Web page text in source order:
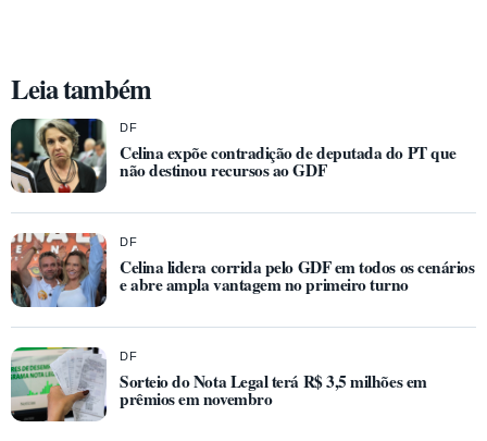
Leia também
DF
Celina expõe contradição de deputada do PT que
não destinou recursos ao GDF
DF
Celina lidera corrida pelo GDF em todos os cenários
e abre ampla vantagem no primeiro turno
DF
Sorteio do Nota Legal terá R$ 3,5 milhões em
prêmios em novembro